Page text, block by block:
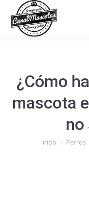
¿Cómo
mascota
no
Estás aquí:
Inicio Perros